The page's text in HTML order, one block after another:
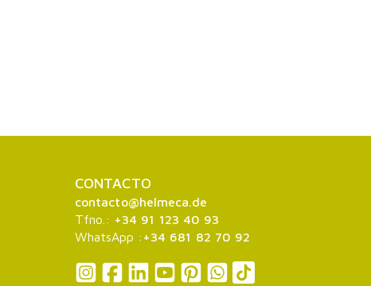
CONTACTO
contacto@helmeca.de
Tfno.: +34 91 123 40 93
WhatsApp : +34 681 82 70 92